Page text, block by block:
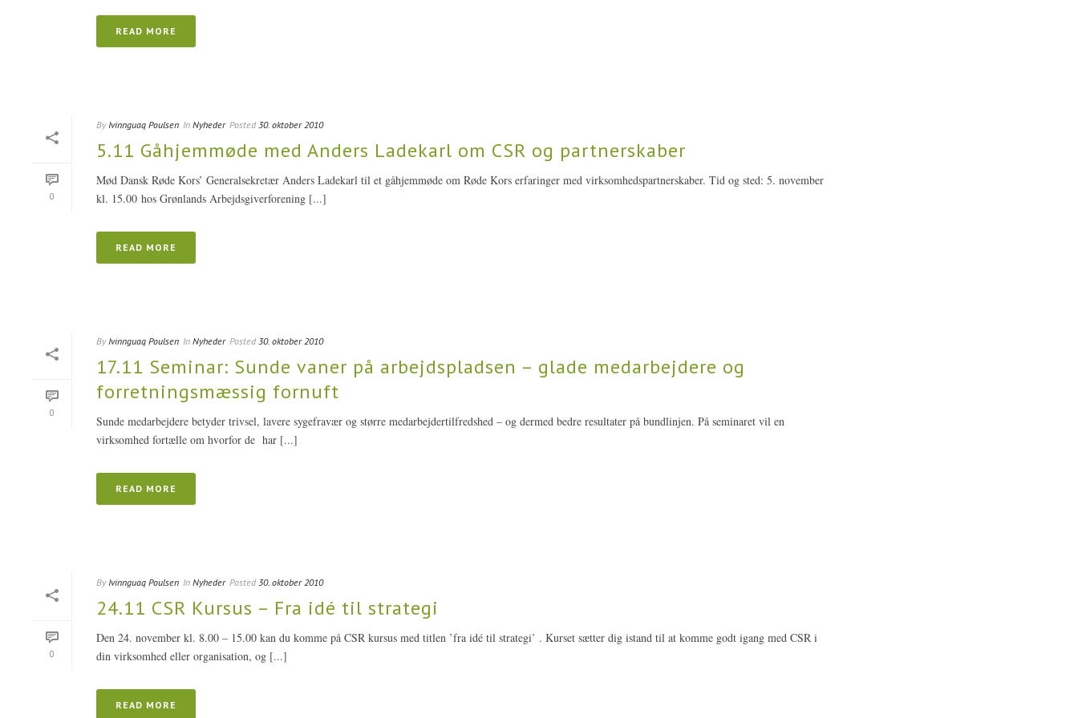
READ MORE
0
By Ivinnguaq Poulsen In Nyheder Posted 30. oktober 2010
5.11 Gåhjemmøde med Anders Ladekarl om CSR og partnerskaber
Mød Dansk Røde Kors’ Generalsekretær Anders Ladekarl til et gåhjemmøde om Røde Kors erfaringer med virksomhedspartnerskaber. Tid og sted: 5. november
kl. 15.00 hos Grønlands Arbejdsgiverforening [...]
READ MORE
0
By Ivinnguaq Poulsen In Nyheder Posted 30. oktober 2010
17.11 Seminar: Sunde vaner på arbejdspladsen – glade medarbejdere og
forretningsmæssig fornuft
Sunde medarbejdere betyder trivsel, lavere sygefravær og større medarbejdertilfredshed – og dermed bedre resultater på bundlinjen. På seminaret vil en
virksomhed fortælle om hvorfor de har [...]
READ MORE
0
By Ivinnguaq Poulsen In Nyheder Posted 30. oktober 2010
24.11 CSR Kursus – Fra idé til strategi
Den 24. november kl. 8.00 – 15.00 kan du komme på CSR kursus med titlen ’fra idé til strategi’ . Kurset sætter dig istand til at komme godt igang med CSR i
din virksomhed eller organisation, og [...]
READ MORE